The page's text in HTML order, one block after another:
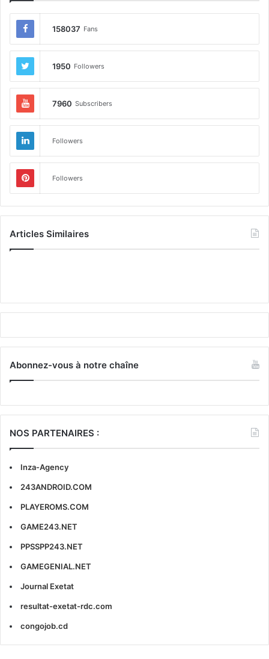
158037 Fans
1950 Followers
7960 Subscribers
Followers
Followers
Articles Similaires
Abonnez-vous à notre chaîne
NOS PARTENAIRES :
Inza-Agency
243ANDROID.COM
PLAYEROMS.COM
GAME243.NET
PPSSPP243.NET
GAMEGENIAL.NET
Journal Exetat
resultat-exetat-rdc.com
congojob.cd